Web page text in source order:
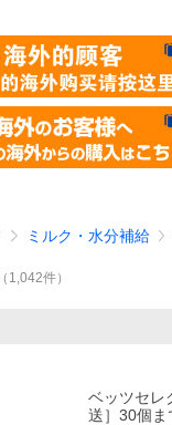
ミルク・水分補給
1,042件）
ベッツセレ
送］30個ま